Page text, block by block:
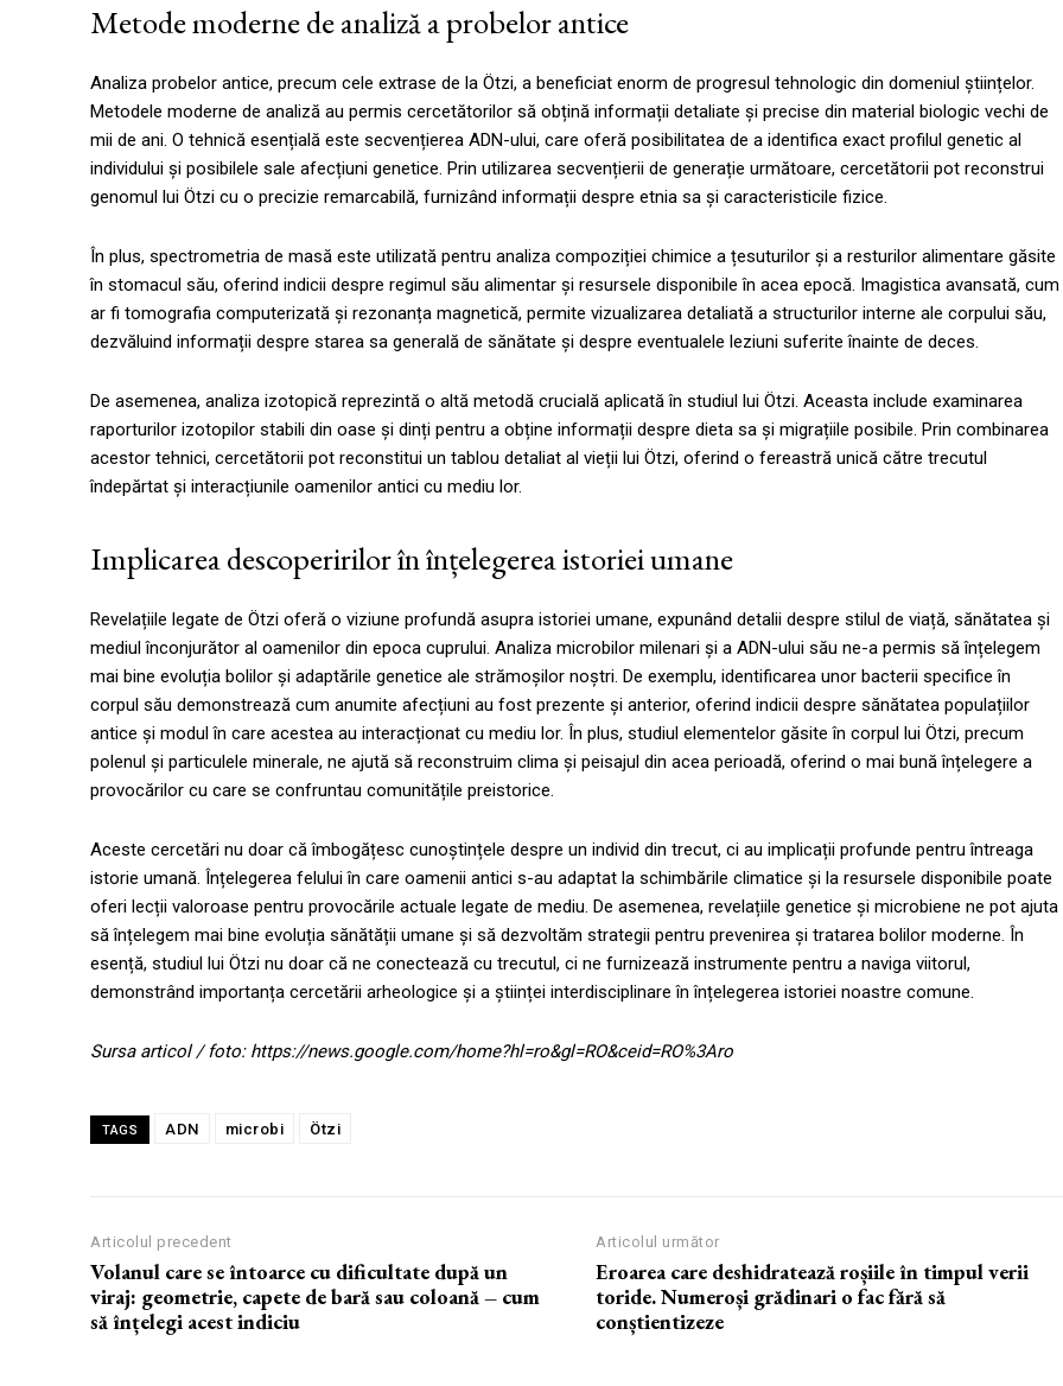
Metode moderne de analiză a probelor antice
Analiza probelor antice, precum cele extrase de la Ötzi, a beneficiat enorm de progresul tehnologic din domeniul științelor.
Metodele moderne de analiză au permis cercetătorilor să obțină informații detaliate și precise din material biologic vechi de
mii de ani. O tehnică esențială este secvențierea ADN-ului, care oferă posibilitatea de a identifica exact profilul genetic al
individului și posibilele sale afecțiuni genetice. Prin utilizarea secvențierii de generație următoare, cercetătorii pot reconstrui
genomul lui Ötzi cu o precizie remarcabilă, furnizând informații despre etnia sa și caracteristicile fizice.
În plus, spectrometria de masă este utilizată pentru analiza compoziției chimice a țesuturilor și a resturilor alimentare găsite
în stomacul său, oferind indicii despre regimul său alimentar și resursele disponibile în acea epocă. Imagistica avansată, cum
ar fi tomografia computerizată și rezonanța magnetică, permite vizualizarea detaliată a structurilor interne ale corpului său,
dezvăluind informații despre starea sa generală de sănătate și despre eventualele leziuni suferite înainte de deces.
De asemenea, analiza izotopică reprezintă o altă metodă crucială aplicată în studiul lui Ötzi. Aceasta include examinarea
raporturilor izotopilor stabili din oase și dinți pentru a obține informații despre dieta sa și migrațiile posibile. Prin combinarea
acestor tehnici, cercetătorii pot reconstitui un tablou detaliat al vieții lui Ötzi, oferind o fereastră unică către trecutul
îndepărtat și interacțiunile oamenilor antici cu mediu lor.
Implicarea descoperirilor în înțelegerea istoriei umane
Revelațiile legate de Ötzi oferă o viziune profundă asupra istoriei umane, expunând detalii despre stilul de viață, sănătatea și
mediul înconjurător al oamenilor din epoca cuprului. Analiza microbilor milenari și a ADN-ului său ne-a permis să înțelegem
mai bine evoluția bolilor și adaptările genetice ale strămoșilor noștri. De exemplu, identificarea unor bacterii specifice în
corpul său demonstrează cum anumite afecțiuni au fost prezente și anterior, oferind indicii despre sănătatea populațiilor
antice și modul în care acestea au interacționat cu mediu lor. În plus, studiul elementelor găsite în corpul lui Ötzi, precum
polenul și particulele minerale, ne ajută să reconstruim clima și peisajul din acea perioadă, oferind o mai bună înțelegere a
provocărilor cu care se confruntau comunitățile preistorice.
Aceste cercetări nu doar că îmbogățesc cunoștințele despre un individ din trecut, ci au implicații profunde pentru întreaga
istorie umană. Înțelegerea felului în care oamenii antici s-au adaptat la schimbările climatice și la resursele disponibile poate
oferi lecții valoroase pentru provocările actuale legate de mediu. De asemenea, revelațiile genetice și microbiene ne pot ajuta
să înțelegem mai bine evoluția sănătății umane și să dezvoltăm strategii pentru prevenirea și tratarea bolilor moderne. În
esență, studiul lui Ötzi nu doar că ne conectează cu trecutul, ci ne furnizează instrumente pentru a naviga viitorul,
demonstrând importanța cercetării arheologice și a științei interdisciplinare în înțelegerea istoriei noastre comune.
Sursa articol / foto: https://news.google.com/home?hl=ro&gl=RO&ceid=RO%3Aro
TAGS ADN microbi Ötzi
Articolul precedent
Volanul care se întoarce cu dificultate după un
viraj: geometrie, capete de bară sau coloană – cum
să înțelegi acest indiciu
Articolul următor
Eroarea care deshidratează roșiile în timpul verii
toride. Numeroși grădinari o fac fără să
conștientizeze